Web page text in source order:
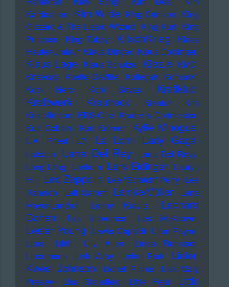
Kardashian KIm Wilde KIng Crimson KIng
Gizzard & The Lizard Wizard KIng Kurt KIng
Princess
KIng Tubby KItschKrieg
Klaas
Heufer-Umlauf Klaus Dinger Klaus Doldinger
Klaus Lage Klaus Schulze Klez.e KMD
Kneecap Koefte DeVille Kollegah Kompakt
Kool Herc
Kool Savas Kraftklub
Kraftwerk Krautrock Kreator
Kris
Kristofferson KRS-One Kruder & Dorfmeister
Kurt Cobain
Kurt Krömer Kylie Minogue
L.A. Priest L7 La Lom Lady Gaga
Laibach Lana Del Rey
Lana Del Reyy
Lang Lang Lankum Lars Eidinger Lauryn
Hill Led Zeppelin Lee "Scratch" Perry Lee
Ranaldo
Leif Garrett Lemke/Müller
Lena
Meyer-Landrut
Lenny Kravitz
Leonard
Cohen
Les Impremes Les McKeown
Lester Young Lewis Capaldi Liam Payne
Liars
Lilith Lily Allen
Linda Ronstadt
Lindemann
Link Wray Linkin Park
Linton
Kwesi Johnson
Lionel Richie
Lisa Mary
Presley
Lisa Stansfield Little Feat
Little